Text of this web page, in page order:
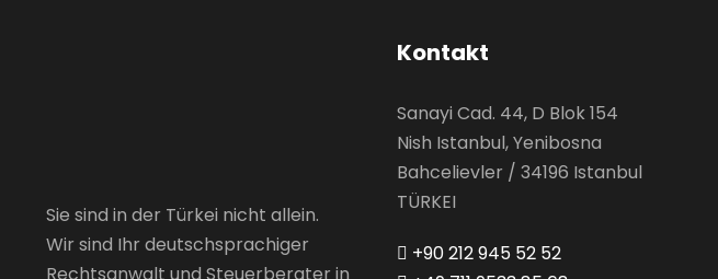
Sie sind in der Türkei nicht allein.
Wir sind Ihr deutschsprachiger
Kontakt
Sanayi Cad. 44, D Blok 154
Nish Istanbul, Yenibosna
Bahcelievler / 34196 Istanbul
TÜRKEI
+90 212 945 52 52